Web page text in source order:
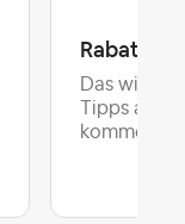
Rabatt
Das wird
Tipps
komme